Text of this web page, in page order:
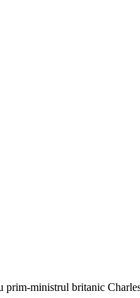
prim-ministrul britanic